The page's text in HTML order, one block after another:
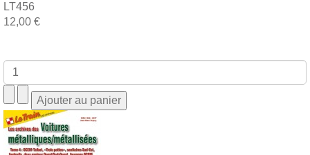
LT456
12,00 €